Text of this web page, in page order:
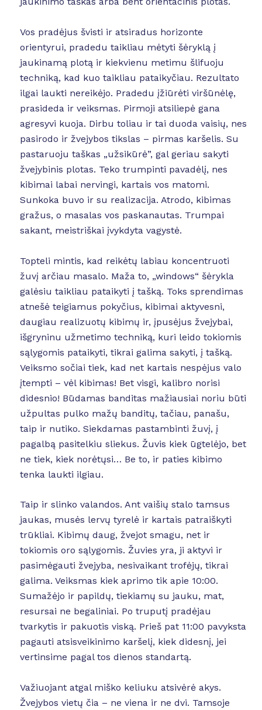
Vos pradėjus švisti ir atsiradus horizonte
orientyrui, pradedu taikliau mėtyti šėryklą į
jaukinamą plotą ir kiekvienu metimu šlifuoju
techniką, kad kuo taikliau pataikyčiau. Rezultato
ilgai laukti nereikėjo. Pradedu įžiūrėti viršūnėlę,
prasideda ir veiksmas. Pirmoji atsiliepė gana
agresyvi kuoja. Dirbu toliau ir tai duoda vaisių, nes
pasirodo ir žvejybos tikslas – pirmas karšelis. Su
pastaruoju taškas „užsikūrė”, gal geriau sakyti
žvejybinis plotas. Teko trumpinti pavadėlį, nes
kibimai labai nervingi, kartais vos matomi.
Sunkoka buvo ir su realizacija. Atrodo, kibimas
gražus, o masalas vos paskanautas. Trumpai
sakant, meistriškai įvykdyta vagystė.
Topteli mintis, kad reikėtų labiau koncentruoti
žuvį arčiau masalo. Maža to, „windows“ šėrykla
galėsiu taikliau pataikyti į tašką. Toks sprendimas
atnešė teigiamus pokyčius, kibimai aktyvesni,
daugiau realizuotų kibimų ir, įpusėjus žvejybai,
išgryninu užmetimo techniką, kuri leido tokiomis
sąlygomis pataikyti, tikrai galima sakyti, į tašką.
Veiksmo sočiai tiek, kad net kartais nespėjus valo
įtempti – vėl kibimas! Bet visgi, kalibro norisi
didesnio! Būdamas banditas mažiausiai noriu būti
užpultas pulko mažų banditų, tačiau, panašu,
taip ir nutiko. Siekdamas pastambinti žuvį, į
pagalbą pasitelkiu sliekus. Žuvis kiek ūgtelėjo, bet
ne tiek, kiek norėtųsi… Be to, ir paties kibimo
tenka laukti ilgiau.
Taip ir slinko valandos. Ant vaišių stalo tamsus
jaukas, musės lervų tyrelė ir kartais patraiškyti
trūkliai. Kibimų daug, žvejot smagu, net ir
tokiomis oro sąlygomis. Žuvies yra, ji aktyvi ir
pasimėgauti žvejyba, nesivaikant trofėjų, tikrai
galima. Veiksmas kiek aprimo tik apie 10:00.
Sumažėjo ir papildų, tiekiamų su jauku, mat,
resursai ne begaliniai. Po truputį pradėjau
tvarkytis ir pakuotis viską. Prieš pat 11:00 pavyksta
pagauti atsisveikinimo karšelį, kiek didesnį, jei
vertinsime pagal tos dienos standartą.
Važiuojant atgal miško keliuku atsivėrė akys.
Žvejybos vietų čia – ne viena ir ne dvi. Tamsoje